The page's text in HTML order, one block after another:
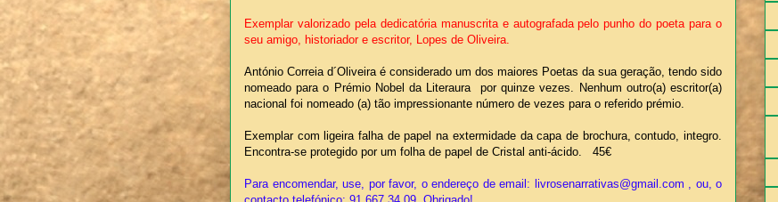
Exemplar valorizado pela dedicatória manuscrita e autografada pelo punho do poeta para o
seu amigo, historiador e escritor, Lopes de Oliveira.
António Correia d´Oliveira é considerado um dos maiores Poetas da sua geração, tendo sido
nomeado para o Prémio Nobel da Literaura por quinze vezes. Nenhum outro(a) escritor(a)
nacional foi nomeado (a) tão impressionante número de vezes para o referido prémio.
Exemplar com ligeira falha de papel na extermidade da capa de brochura, contudo, integro.
Encontra-se protegido por um folha de papel de Cristal anti-ácido. 45€
Para encomendar, use, por favor, o endereço de email: livrosenarrativas@gmail.com , ou, o